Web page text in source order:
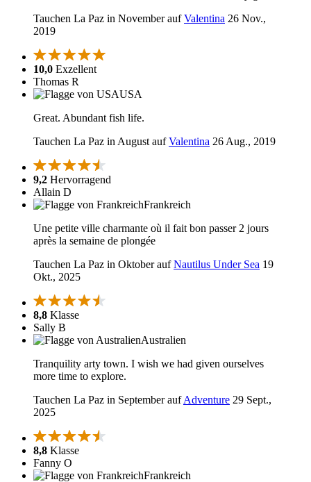
Tauchen La Paz in November aufValentina 26 Nov.,
2019
10,0 Exzellent
Thomas R
USA
Great. Abundant fish life.
Tauchen La Paz in August aufValentina 26 Aug., 2019
9,2 Hervorragend
Allain D
Frankreich
Une petite ville charmante où il fait bon passer 2 jours
après la semaine de plongée
Tauchen La Paz in Oktober aufNautilus Under Sea 19
Okt., 2025
8,8 Klasse
Sally B
Australien
Tranquility arty town. I wish we had given ourselves
more time to explore.
Tauchen La Paz in September aufAdventure 29 Sept.,
2025
8,8 Klasse
Fanny O
Frankreich